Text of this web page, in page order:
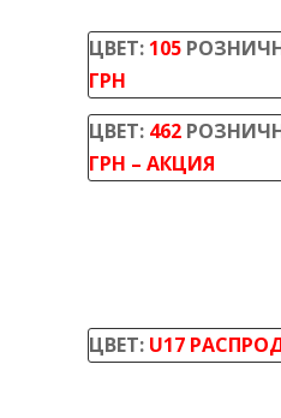
ЦВЕТ: 105
ГРН
ЦВЕТ: 462
ГРН – АКЦИЯ
ЦВЕТ: U17